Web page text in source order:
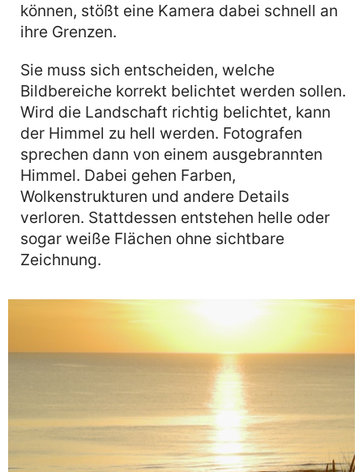
können, stößt eine Kamera dabei schnell an
ihre Grenzen.
Sie muss sich entscheiden, welche
Bildbereiche korrekt belichtet werden sollen.
Wird die Landschaft richtig belichtet, kann
der Himmel zu hell werden. Fotografen
sprechen dann von einem ausgebrannten
Himmel. Dabei gehen Farben,
Wolkenstrukturen und andere Details
verloren. Stattdessen entstehen helle oder
sogar weiße Flächen ohne sichtbare
Zeichnung.